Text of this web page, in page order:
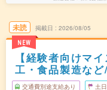
未読
NEW
掲載日 2026/08/05
【経験者向けマ
工・食品製造な
交通費別途支給あり 土